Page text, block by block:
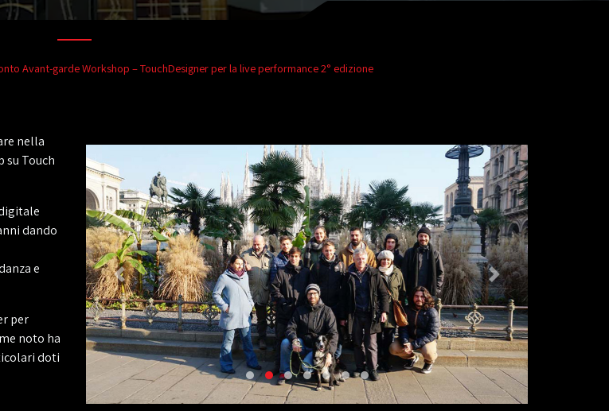
Avant-garde Workshop – TouchDesigner per la live performance 2° edizione
nella
su Touch
dando
e
per
noto ha
doti